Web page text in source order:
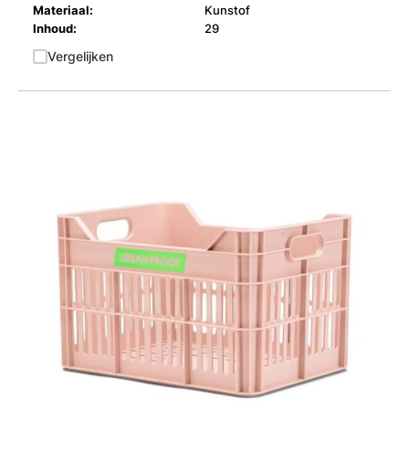
Materiaal:
Kunstof
Inhoud:
29
Vergelijken